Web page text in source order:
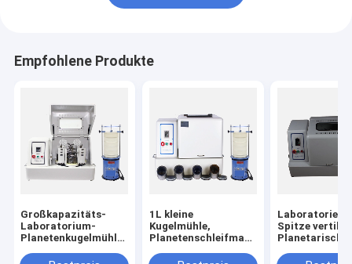
Empfohlene Produkte
Großkapazitäts-
Laboratorium-
Planetenkugelmühle
1L kleine
Kugelmühle,
Planetenschleifmaschine
Spitze
Planetarische
Nano-